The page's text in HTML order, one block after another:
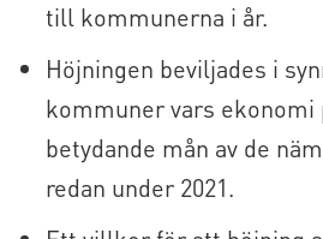
till kommunerna i år.
Höjningen beviljades i
kommuner vars ekonomi
betydande mån av de
redan under 2021.